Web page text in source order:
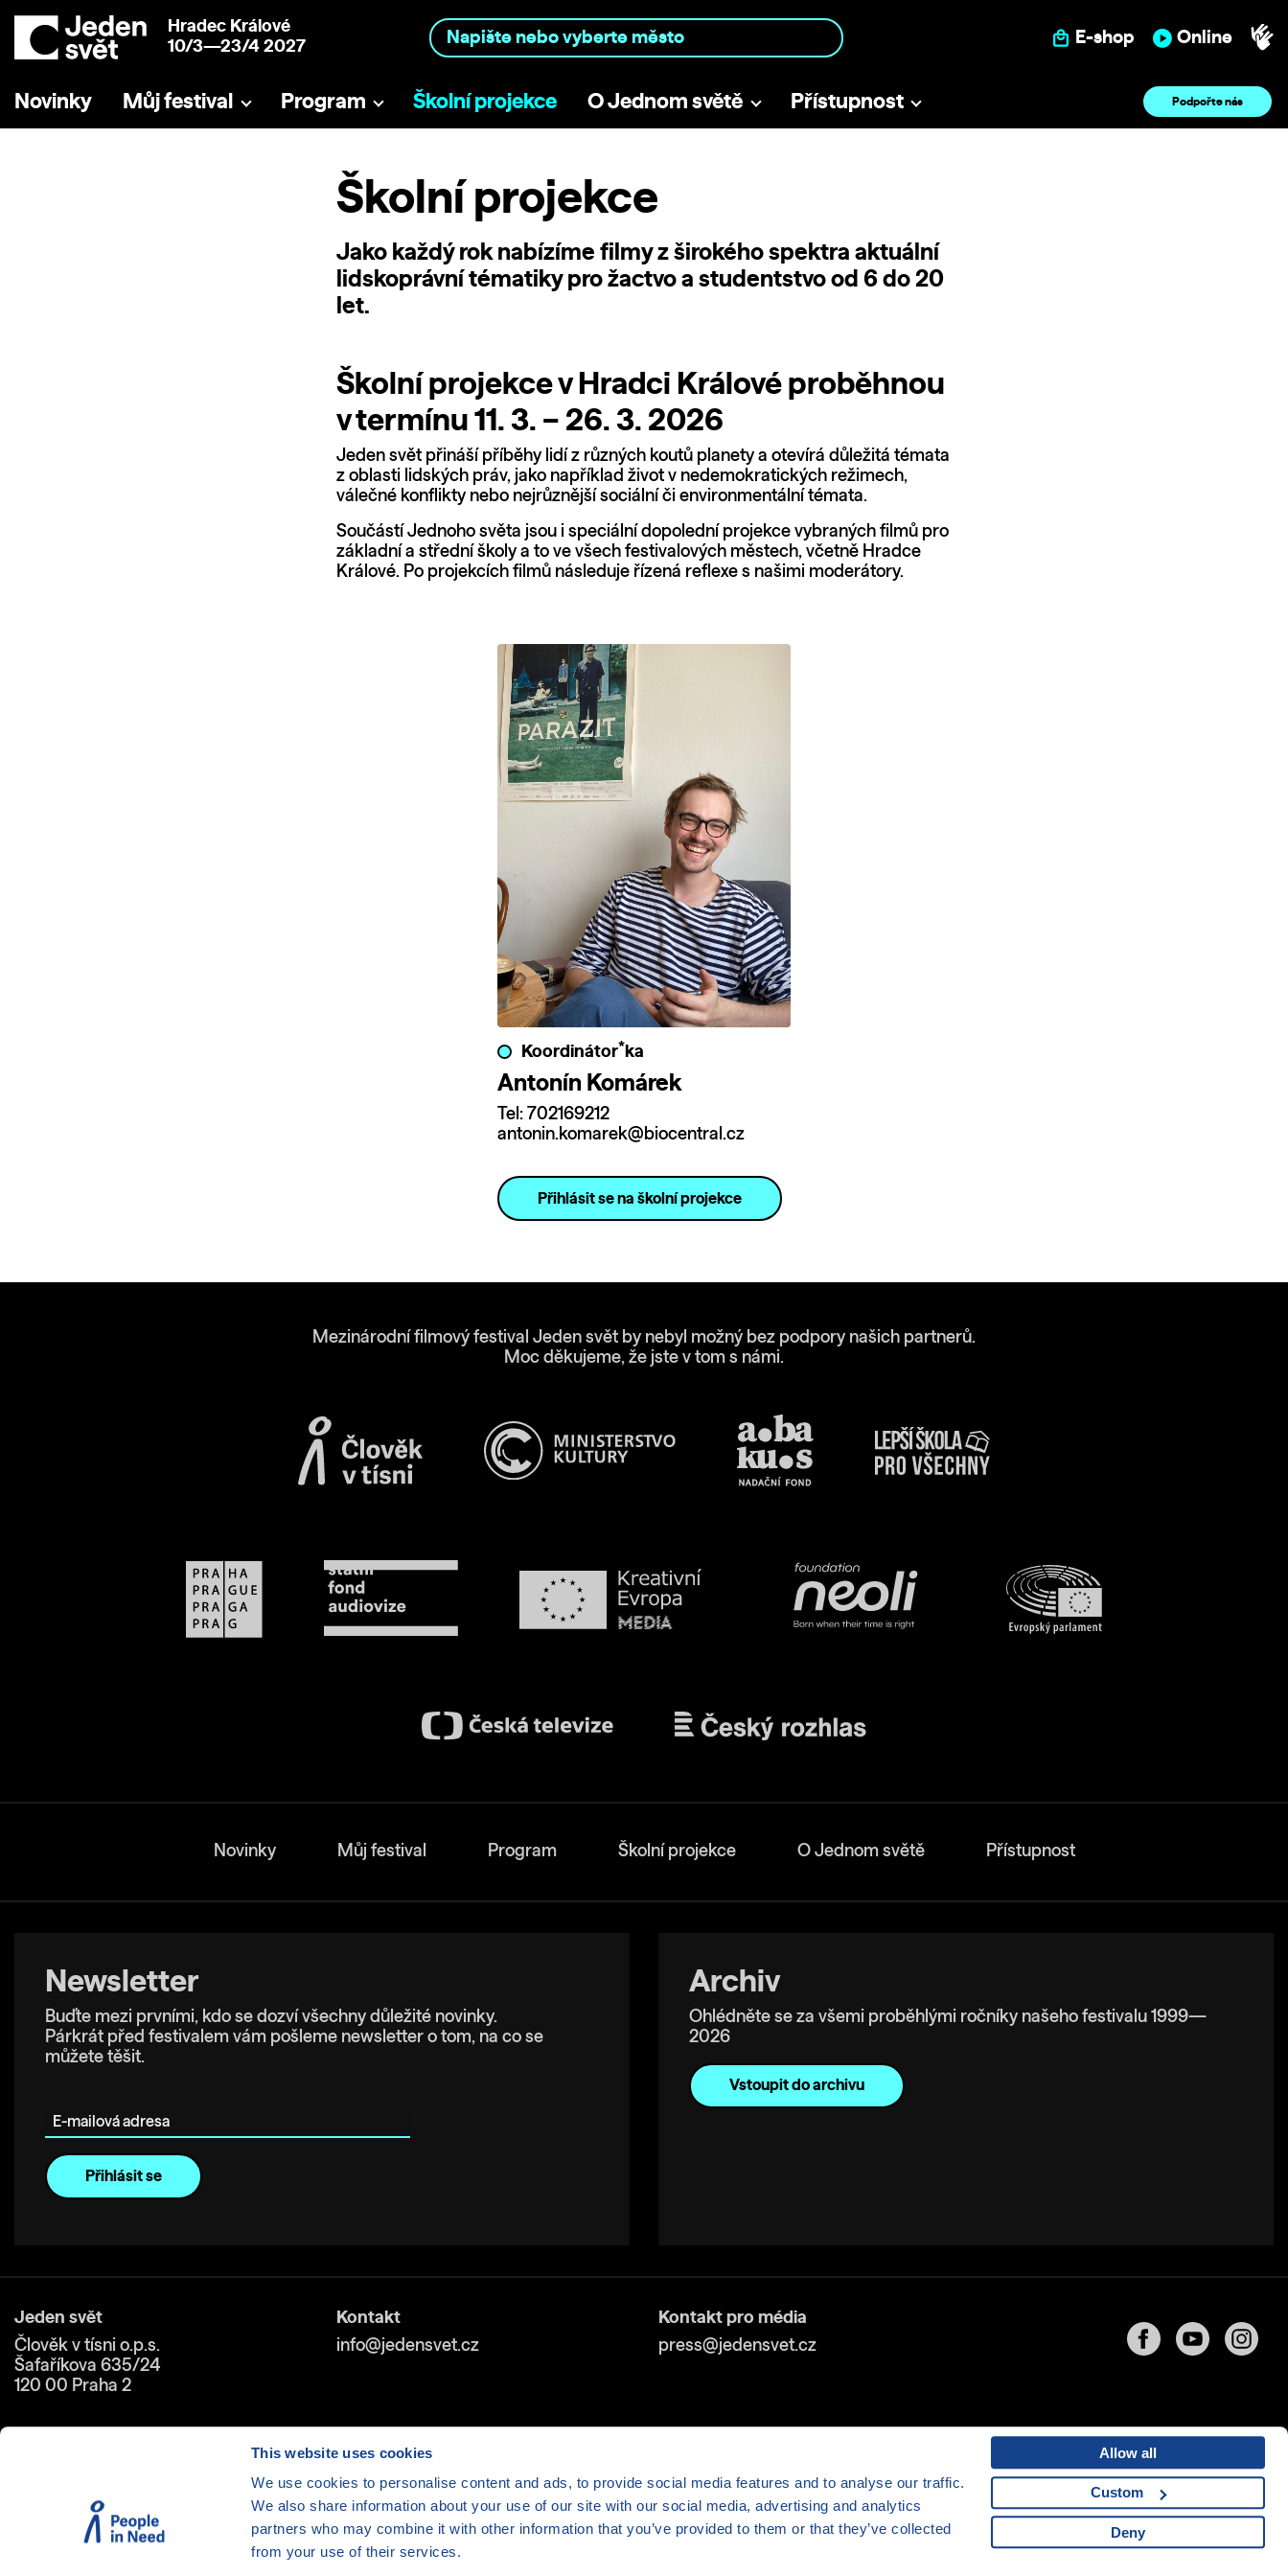
This website uses cookies
We use cookies to personalise content and ads, to provide social media features and to analyse our traffic.
We also share information about your use of our site with our social media, advertising and analytics
partners who may combine it with other information that you’ve provided to them or that they’ve collected
from your use of their services.
Allow all
Custom
Deny
Hradec Králové
10/3—23/4 2027
E-shop Online
Novinky Můj festival Program Školní projekce O Jednom světě Přístupnost Podpořte nás
Školní projekce
Jako každý rok nabízíme filmy z širokého spektra aktuální
lidskoprávní tématiky pro žactvo a studentstvo od 6 do 20
let.
Školní projekce v Hradci Králové proběhnou
v termínu 11. 3. – 26. 3. 2026
Jeden svět přináší příběhy lidí z různých koutů planety a otevírá důležitá témata
z oblasti lidských práv, jako například život v nedemokratických režimech,
válečné konflikty nebo nejrůznější sociální či environmentální témata.
Součástí Jednoho světa jsou i speciální dopolední projekce vybraných filmů pro
základní a střední školy a to ve všech festivalových městech, včetně Hradce
Králové. Po projekcích filmů následuje řízená reflexe s našimi moderátory.
Koordinátor* ka
Antonín Komárek
Tel: 702169212
antonin.komarek@biocentral.cz
Přihlásit se na školní projekce
Mezinárodní filmový festival Jeden svět by nebyl možný bez podpory našich partnerů.
Moc děkujeme, že jste v tom s námi.
Novinky Můj festival Program Školní projekce O Jednom světě Přístupnost
Newsletter
Buďte mezi prvními, kdo se dozví všechny důležité novinky.
Párkrát před festivalem vám pošleme newsletter o tom, na co se
můžete těšit.
Archiv
Ohlédněte se za všemi proběhlými ročníky našeho festivalu 1999—
2026
Vstoupit do archivu
Jeden svět
Člověk v tísni o.p.s.
Šafaříkova 635/24
120 00 Praha 2
Kontakt
info@jedensvet.cz
Kontakt pro média
press@jedensvet.cz
Cookies| © 1999-2026 Člověk v tísni o.p.s., web běží v rámci bezplatnéhoserverhostingspolečnosti